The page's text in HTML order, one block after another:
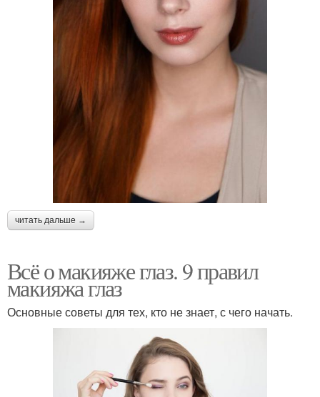
читать дальше →
Всё о макияже глаз. 9 правил
макияжа глаз
Основные советы для тех, кто не знает, с чего начать.